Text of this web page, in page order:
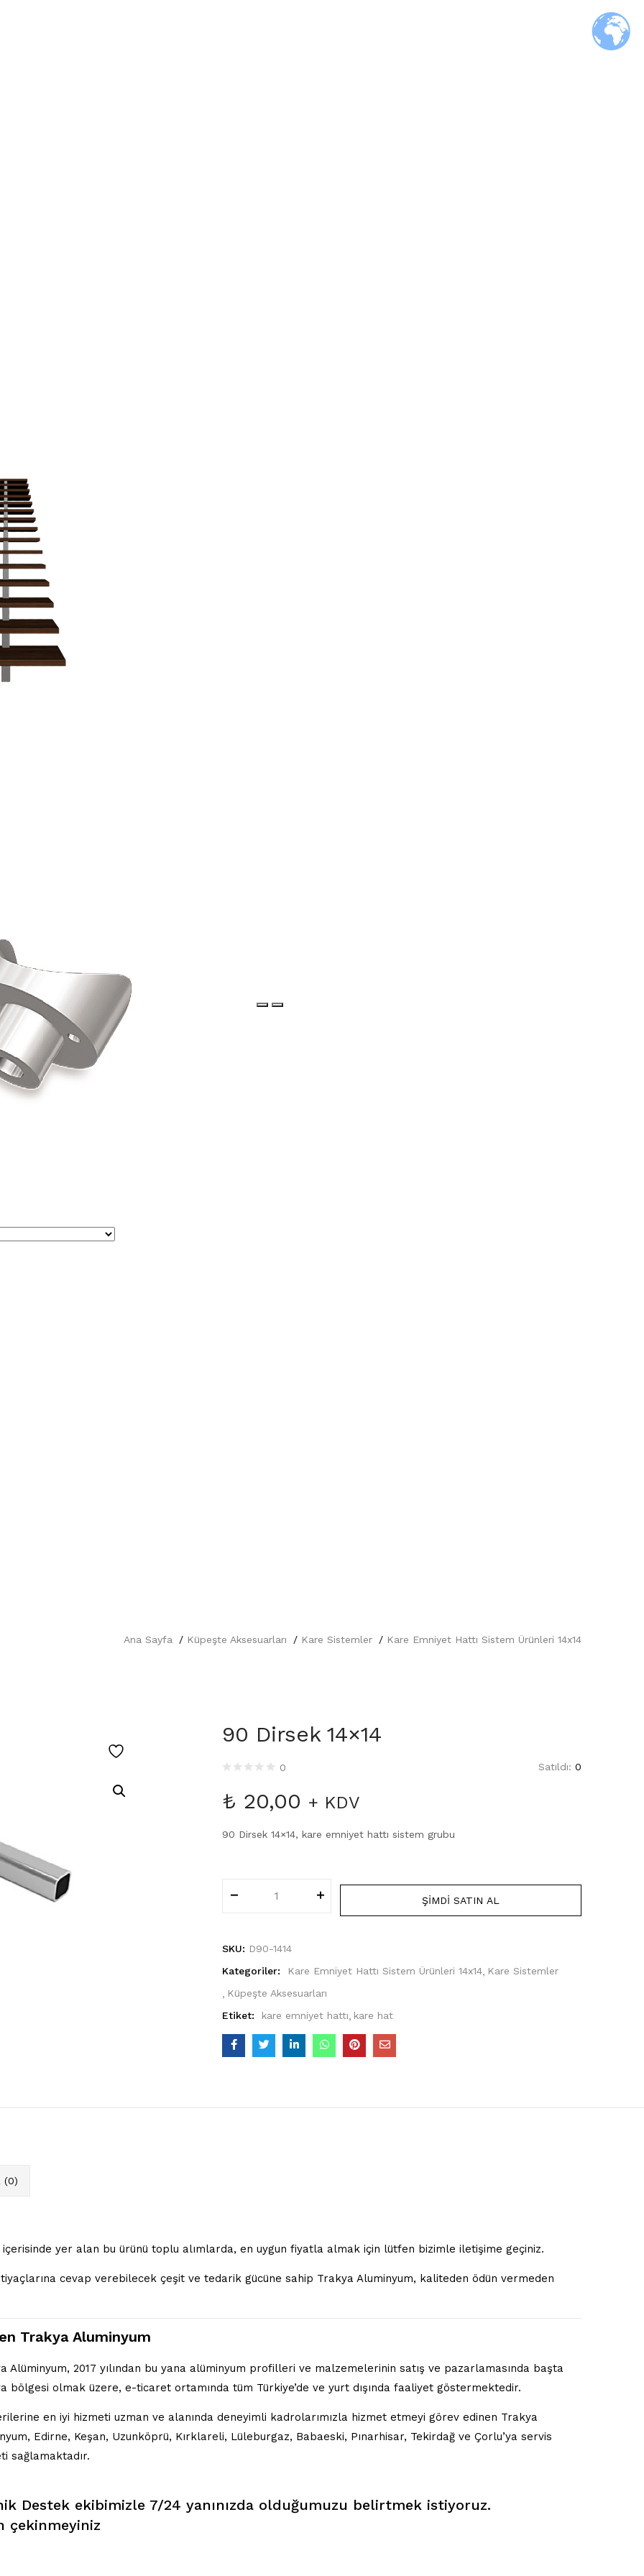
Ana Sayfa Küpeşte Aksesuarları Kare Sistemler Kare Emniyet Hattı Sistem Ürünleri 14x14
90 Dirsek 14×14
0 Satıldı: 0
₺ 20,00 + KDV
90 Dirsek 14×14, kare emniyet hattı sistem grubu
adet
ŞIMDI SATIN AL
SKU: D90-1414
Kategoriler:
Kare Emniyet Hattı Sistem Ürünleri 14x14 Kare Sistemler
Küpeşte Aksesuarları
Etiket:
kare emniyet hattı kare hat
(0)
yer alan bu ürünü toplu alımlarda, en uygun fiyatla almak için lütfen bizimle iletişime geçiniz.
cevap verebilecek çeşit ve tedarik gücüne sahip Trakya Aluminyum, kaliteden ödün vermeden
Trakya Aluminyum
Alüminyum, 2017 yılından bu yana alüminyum profilleri ve malzemelerinin satış ve pazarlamasında başta
bölgesi olmak üzere, e-ticaret ortamında tüm Türkiye’de ve yurt dışında faaliyet göstermektedir.
en iyi hizmeti uzman ve alanında deneyimli kadrolarımızla hizmet etmeyi görev edinen Trakya
Edirne, Keşan, Uzunköprü, Kırklareli, Lüleburgaz, Babaeski, Pınarhisar, Tekirdağ ve Çorlu’ya servis
sağlamaktadır.
Destek ekibimizle 7/24 yanınızda olduğumuzu belirtmek istiyoruz.